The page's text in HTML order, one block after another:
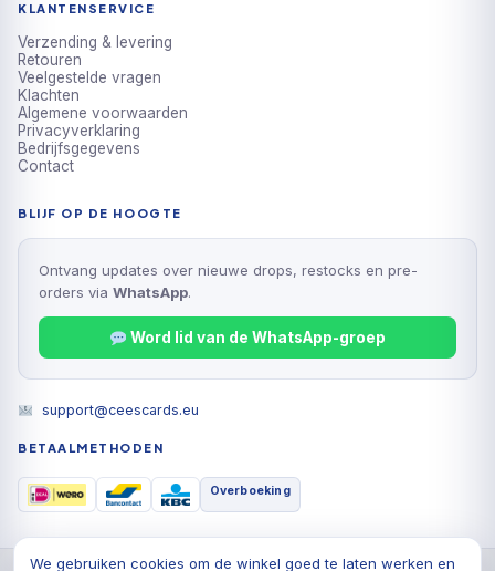
KLANTENSERVICE
Verzending & levering
Retouren
Veelgestelde vragen
Klachten
Algemene voorwaarden
Privacyverklaring
Bedrijfsgegevens
Contact
BLIJF OP DE HOOGTE
Ontvang updates over nieuwe drops, restocks en pre-
orders via WhatsApp.
Word lid van de WhatsApp-groep
support@ceescards.eu
BETAALMETHODEN
Overboeking
We gebruiken cookies om de winkel goed te laten werken en